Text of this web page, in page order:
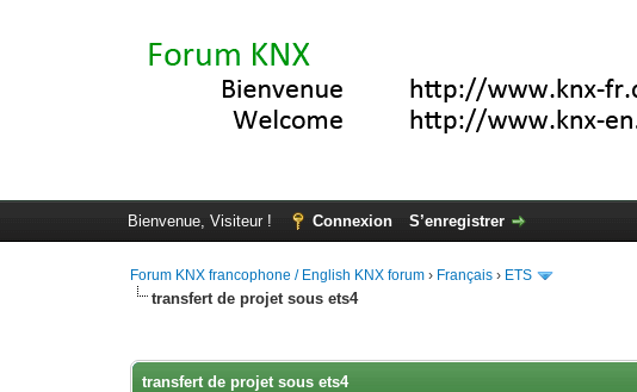
Bienvenue, Visiteur ! Connexion S’enregistrer
Forum KNX francophone / English KNX forum › Français › ETS
transfert de projet sous ets4
transfert de projet sous ets4